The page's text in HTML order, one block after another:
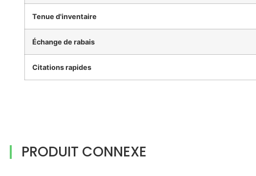
Tenue d'inventaire
Échange de rabais
Citations rapides
PRODUIT CONNEXE